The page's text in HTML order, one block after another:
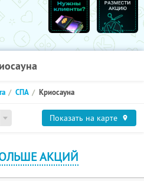
СПА Криосауна
Показать на карте
АКЦИЙ